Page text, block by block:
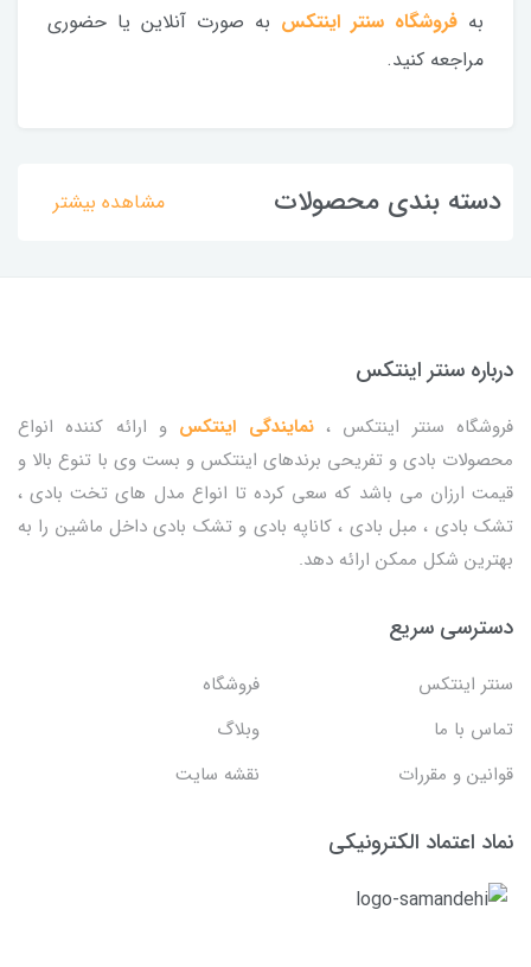
به فروشگاه سنتر اینتکس به صورت آنلاین یا حضوری
مراجعه کنید.
دسته بندی محصولات مشاهده بیشتر
درباره سنتر اینتکس
فروشگاه سنتر اینتکس ،نمایندگی اینتکس و ارائه کننده انواع
محصولات بادی و تفریحی برندهای اینتکس و بست وی با تنوع بالا و
قیمت ارزان می باشد که سعی کرده تا انواع مدل های تخت بادی ،
تشک بادی ، مبل بادی ، کاناپه بادی و تشک بادی داخل ماشین را به
بهترین شکل ممکن ارائه دهد.
دسترسی سریع
سنتر اینتکس
فروشگاه
تماس با ما
وبلاگ
قوانین و مقررات
نقشه سایت
نماد اعتماد الکترونیکی